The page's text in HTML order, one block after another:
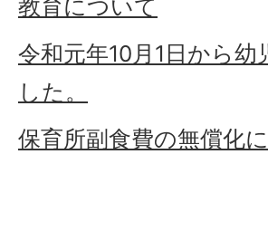
教育について
令和元年10月1日から
した。
保育所副食費の無償化